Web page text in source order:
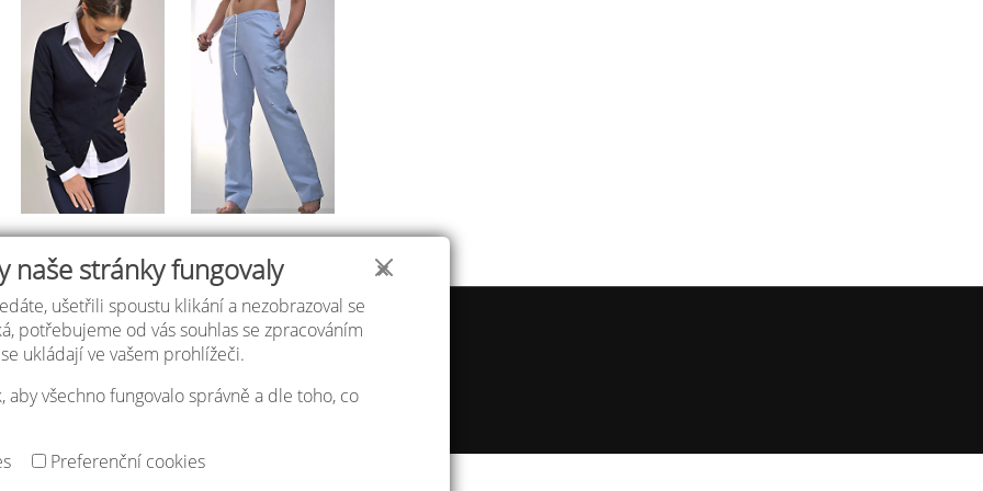
✕
naše stránky fungovaly
ušetřili spoustu klikání a nezobrazoval se
potřebujeme od vás souhlas se zpracováním
ukládají ve vašem prohlížeči.
všechno fungovalo správně a dle toho, co
Preferenční cookies
velikostí
a platba
osobních údajů
Na Výhledě 324/1
gsm: +420 608 968 535